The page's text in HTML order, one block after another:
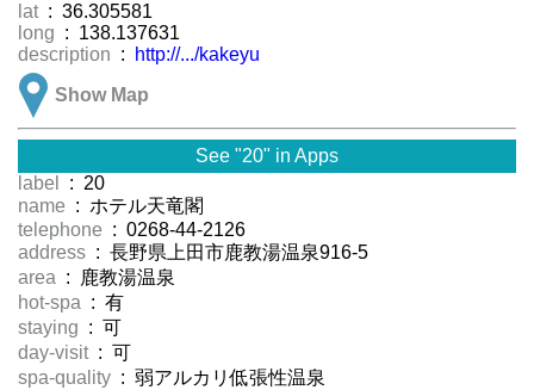
lat : 36.305581
long : 138.137631
description :
http://.../kakeyu
Show Map
See "20" in Apps
label
: 20
name : ホテル天竜閣
telephone : 0268-44-2126
address : 長野県上田市鹿教湯温泉916-5
area : 鹿教湯温泉
hot-spa : 有
staying : 可
day-visit : 可
spa-quality : 弱アルカリ低張性温泉